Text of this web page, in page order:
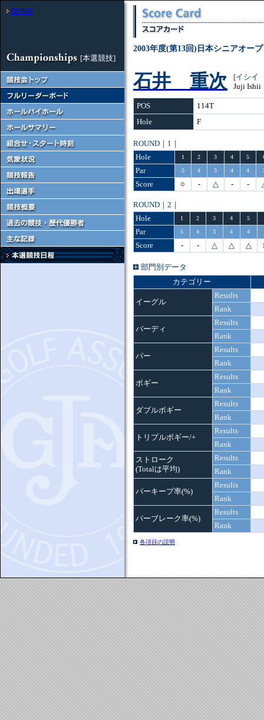
HOME
[本選競技]
2003年度(第13回)日本シニアオー
石井 重次
[イシイ
Juji Ishii
POS
114T
Hole
F
ROUND｜1｜
Hole
1 2 3 4 5
Par 5 4 3 4 4
Score ○ - △ - -
ROUND｜2｜
Hole
1 2 3 4 5
Par 5 4 3 4 4
Score - - △ △ △
部門別データ
カテゴリー
イーグル
Results
Rank
バーディ
Results
Rank
パー
Results
Rank
ボギー
Results
Rank
ダブルボギー
Results
Rank
トリプルボギー/+
Results
Rank
ストローク
(Totalは平均)
Results
Rank
パーキープ率(%)
Results
Rank
パーブレーク率(%)
Results
Rank
各項目の説明